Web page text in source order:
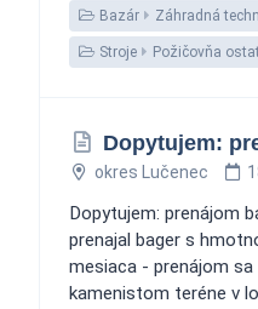
Bazár Záhradná
Stroje Požičovňa
Dopytujem:
okres Lučenec
Dopytujem: prenájom
prenajal bager s
mesiaca - prenájom
kamenistom teréne v